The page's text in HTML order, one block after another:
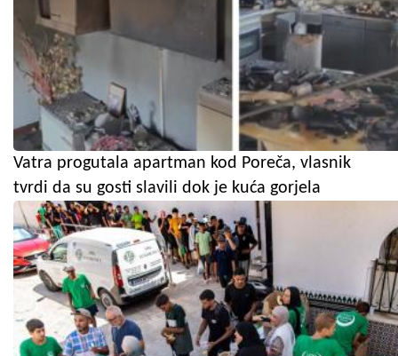
Vatra progutala apartman kod Poreča, vlasnik
tvrdi da su gosti slavili dok je kuća gorjela